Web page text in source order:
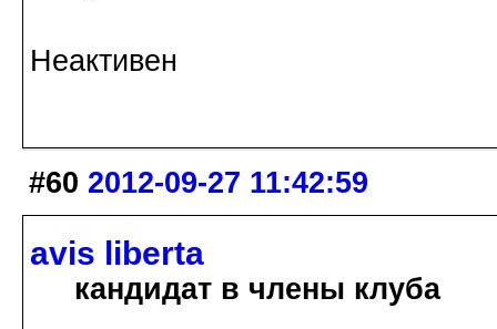
Неактивен
#60 2012-09-27 11:42:59
avis libertа
кандидат в члены клуба